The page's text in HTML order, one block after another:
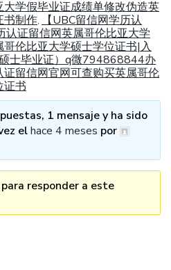
学假毕业证成绩单修改伪造英
书制作,
【UBC留信网学历认
证留信网英属哥伦比亚大学
伦比亚大学硕士学位证书|入
硕士毕业证）q微794868844办
留信网官网可查购买英属哥伦
证书
1 mensaje y ha sido
elhace 4 meses por
responder a este